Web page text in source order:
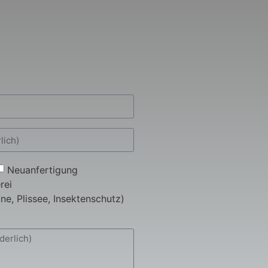
Neuanfertigung
Plissee, Insektenschutz)